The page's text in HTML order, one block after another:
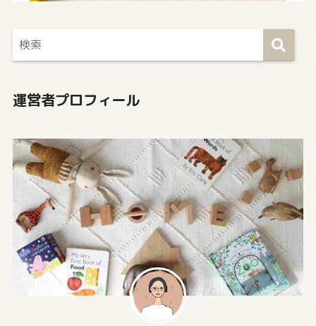
運営者プロフィール